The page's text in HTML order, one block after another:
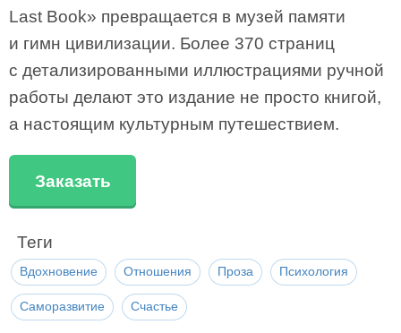
Last Book» превращается в музей памяти
и гимн цивилизации. Более 370 страниц
с детализированными иллюстрациями ручной
работы делают это издание не просто книгой,
а настоящим культурным путешествием.
Заказать
Теги
Вдохновение Отношения Проза Психология
Саморазвитие Счастье